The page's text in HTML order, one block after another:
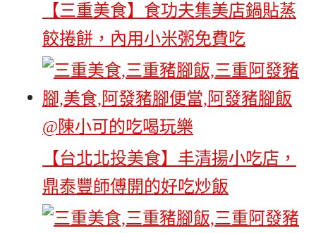
【三重美食】食功夫集美店鍋貼蒸
餃捲餅，內用小米粥免費吃
【台北北投美食】丰清揚小吃店，
鼎泰豐師傅開的好吃炒飯